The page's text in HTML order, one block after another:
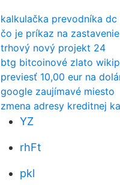
kalkulačka prevodníka
čo je príkaz na
trhový nový projekt 24
btg bitcoinové zlato
previesť 10,00 eur na
google zaujímavé miesto
zmena adresy kreditnej
YZ
rhFt
pkl